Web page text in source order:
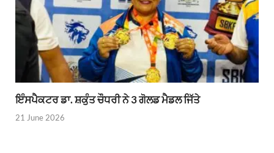
ਇੰਸਪੈਕਟਰ ਡਾ. ਸ਼ਕੁੰਤ ਚੌਧਰੀ ਨੇ 3 ਗੋਲਡ ਮੈਡਲ ਜਿੱਤੇ
21 June 2026